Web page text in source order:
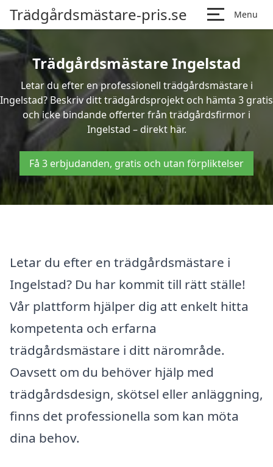
Trädgårdsmästare-pris.se Menu
Trädgårdsmästare Ingelstad
Letar du efter en professionell trädgårdsmästare i
Ingelstad? Beskriv ditt trädgårdsprojekt och hämta 3 gratis
och icke bindande offerter från trädgårdsfirmor i
Ingelstad – direkt här.
Få 3 erbjudanden, gratis och utan förpliktelser
Letar du efter en trädgårdsmästare i
Ingelstad? Du har kommit till rätt ställe!
Vår plattform hjälper dig att enkelt hitta
kompetenta och erfarna
trädgårdsmästare i ditt närområde.
Oavsett om du behöver hjälp med
trädgårdsdesign, skötsel eller anläggning,
finns det professionella som kan möta
dina behov.